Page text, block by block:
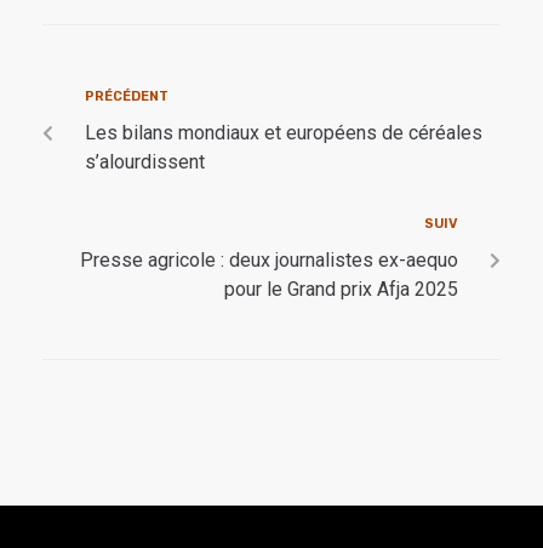
PRÉCÉDENT
Les bilans mondiaux et européens de céréales
s’alourdissent
SUIV
Presse agricole : deux journalistes ex-aequo
pour le Grand prix Afja 2025